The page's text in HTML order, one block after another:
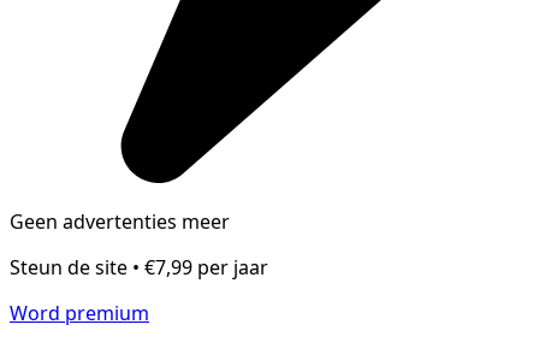
Geen advertenties meer
Steun de site • €7,99 per jaar
Word premium